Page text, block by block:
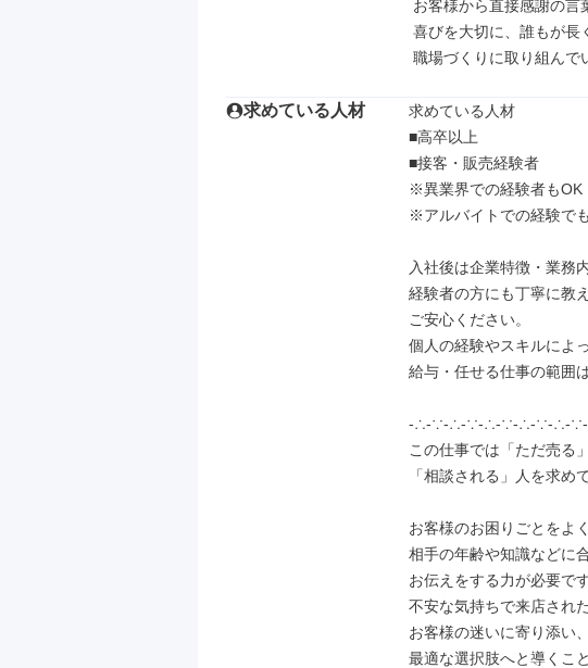
職場づくりに取り組んで
求めている人材
求めている人材
■高卒以上
■接客・販売経験者
※異業界での経験者もOK
※アルバイトでの経験で
入社後は企業特徴・業務
経験者の方にも丁寧に教
ご安心ください。
個人の経験やスキルによ
給与・任せる仕事の範囲
-∴-∵-∴-∵-∴-∵-∴-∵-∴-
この仕事では「ただ売る
「相談される」人を求め
お客様のお困りごとをよ
相手の年齢や知識などに
お伝えをする力が必要です
不安な気持ちで来店された
お客様の迷いに寄り添い、
最適な選択肢へと導くこ